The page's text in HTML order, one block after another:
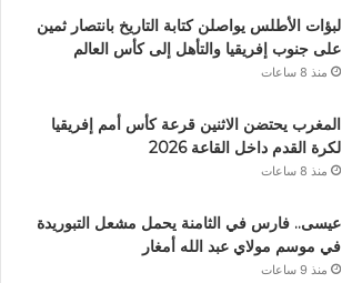
لبؤات الأطلس يواصلن كتابة التاريخ بانتصار ثمين
على جنوب إفريقيا والتأهل إلى كأس العالم
منذ 8 ساعات
المغرب يحتضن الاثنين قرعة كأس أمم إفريقيا
لكرة القدم داخل القاعة 2026
منذ 8 ساعات
عيسى.. فارس في الثامنة يحمل مشعل التبوريدة
في موسم مولاي عبد الله أمغار
منذ 9 ساعات